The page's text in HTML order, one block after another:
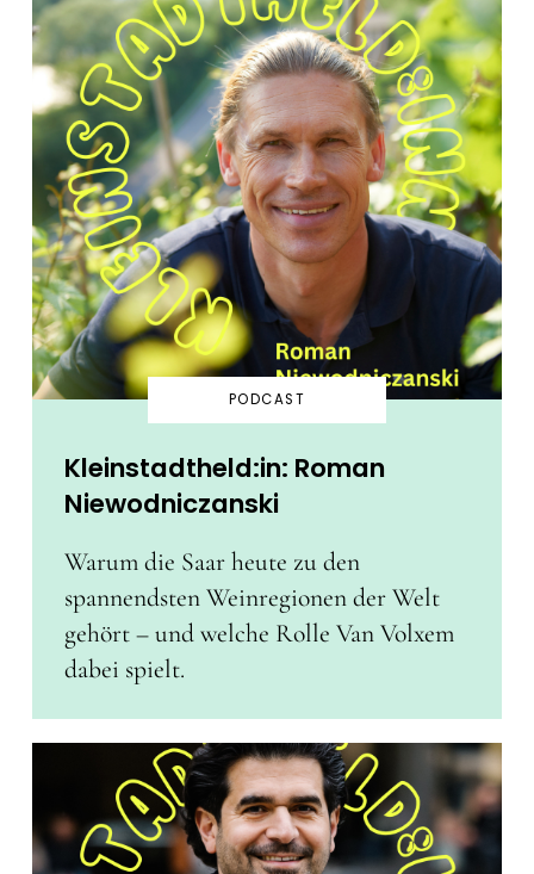
PODCAST
Kleinstadtheld:in: Roman
Niewodniczanski
Warum die Saar heute zu den
spannendsten Weinregionen der Welt
gehört – und welche Rolle Van Volxem
dabei spielt.